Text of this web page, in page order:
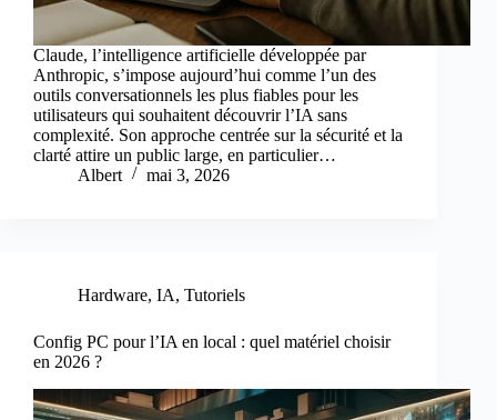
Claude, l’intelligence artificielle développée par
Anthropic, s’impose aujourd’hui comme l’un des
outils conversationnels les plus fiables pour les
utilisateurs qui souhaitent découvrir l’IA sans
complexité. Son approche centrée sur la sécurité et la
clarté attire un public large, en particulier…
Albert
mai 3, 2026
Hardware, IA, Tutoriels
Config PC pour l’IA en local : quel matériel choisir
en 2026 ?